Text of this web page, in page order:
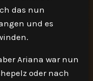
das nun
und es
Ariana war nun
oder nach